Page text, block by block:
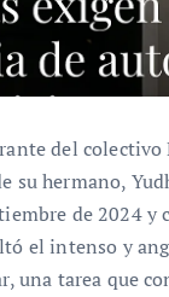
del colectivo
su hermano,
de 2024 y
el intenso y
una tarea que